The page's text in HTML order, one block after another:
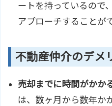
ートを持っているので
アプローチすることが
不動産仲介のデメ
売却までに時間がかか
は、数ヶ月から数年か